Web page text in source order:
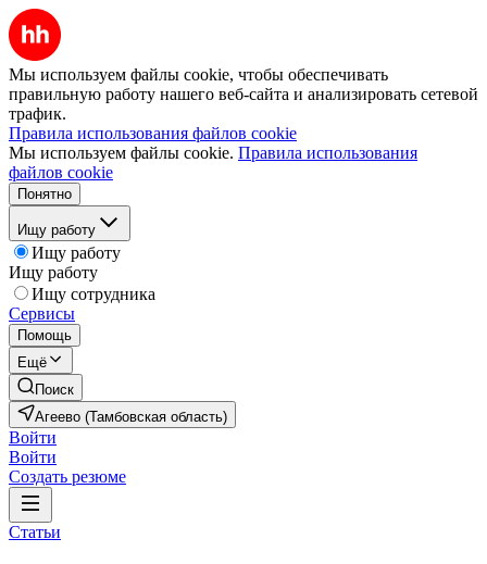
Мы используем файлы cookie, чтобы обеспечивать
правильную работу нашего веб-сайта и анализировать сетевой
трафик.
Правила использования файлов cookie
Мы используем файлы cookie. Правила использования
файлов cookie
Понятно
Ищу работу
Ищу работу
Ищу работу
Ищу сотрудника
Сервисы
Помощь
Ещё
Поиск
Агеево (Тамбовская область)
Войти
Войти
Создать резюме
Статьи